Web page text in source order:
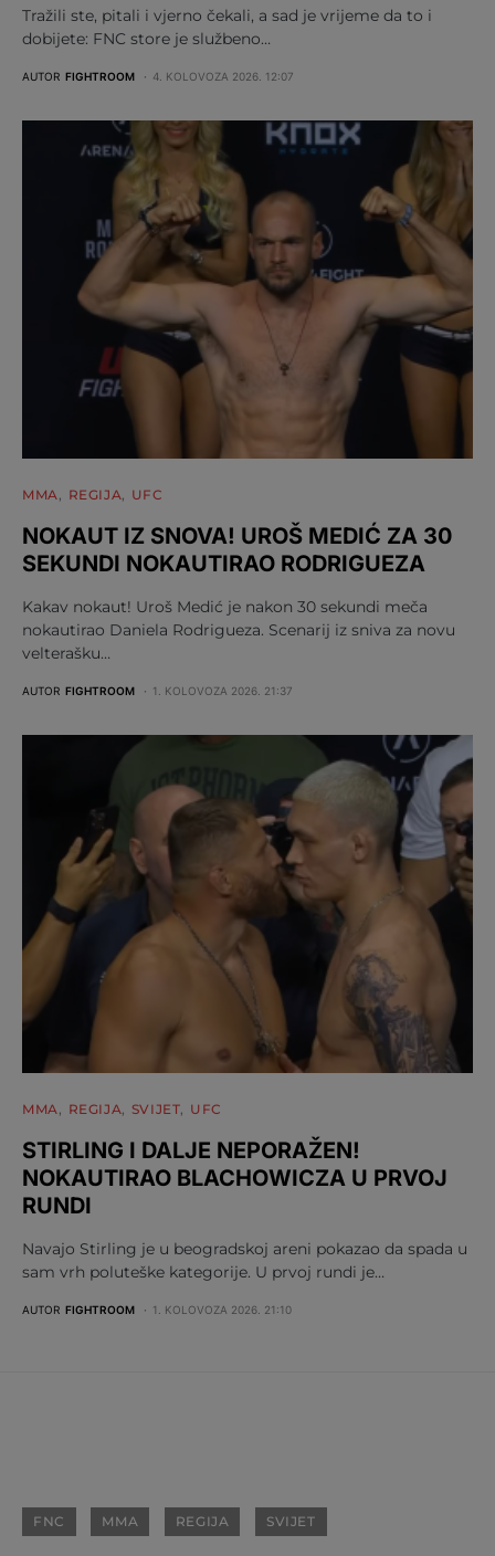
Tražili ste, pitali i vjerno čekali, a sad je vrijeme da to i
dobijete: FNC store je službeno…
AUTOR FIGHTROOM 4. KOLOVOZA 2026. 12:07
MMA REGIJA UFC
NOKAUT IZ SNOVA! UROŠ MEDIĆ ZA 30
SEKUNDI NOKAUTIRAO RODRIGUEZA
Kakav nokaut! Uroš Medić je nakon 30 sekundi meča
nokautirao Daniela Rodrigueza. Scenarij iz sniva za novu
velterašku…
AUTOR FIGHTROOM 1. KOLOVOZA 2026. 21:37
MMA REGIJA SVIJET UFC
STIRLING I DALJE NEPORAŽEN!
NOKAUTIRAO BLACHOWICZA U PRVOJ
RUNDI
Navajo Stirling je u beogradskoj areni pokazao da spada u
sam vrh poluteške kategorije. U prvoj rundi je…
AUTOR FIGHTROOM 1. KOLOVOZA 2026. 21:10
FNC MMA REGIJA SVIJET